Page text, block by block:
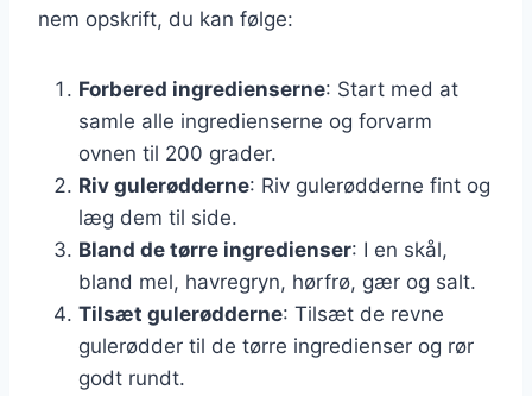
nem opskrift, du kan følge:
Forbered ingredienserne: Start med at
samle alle ingredienserne og forvarm
ovnen til 200 grader.
Riv gulerødderne: Riv gulerødderne fint og
læg dem til side.
Bland de tørre ingredienser: I en skål,
bland mel, havregryn, hørfrø, gær og salt.
Tilsæt gulerødderne: Tilsæt de revne
gulerødder til de tørre ingredienser og rør
godt rundt.